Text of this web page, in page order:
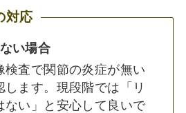
対応
い場合
検査で関節の炎症が無い
します。現段階では「リ
ない」と安心して良いで